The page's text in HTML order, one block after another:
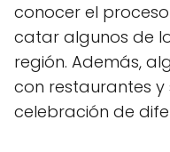
conocer el
catar algunos de
región. Además,
con restaurantes
celebración de